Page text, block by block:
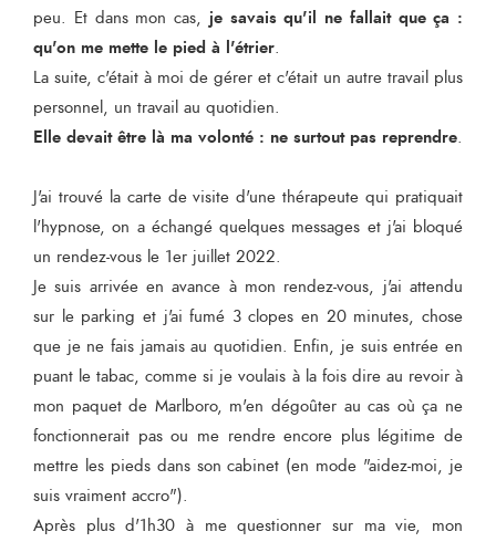
peu. Et dans mon cas, je savais qu'il ne fallait que ça :
qu'on me mette le pied à l'étrier.
La suite, c'était à moi de gérer et c'était un autre travail plus
personnel, un travail au quotidien.
Elle devait être là ma volonté : ne surtout pas reprendre.
J'ai trouvé la carte de visite d'une thérapeute qui pratiquait
l'hypnose, on a échangé quelques messages et j'ai bloqué
un rendez-vous le 1er juillet 2022.
Je suis arrivée en avance à mon rendez-vous, j'ai attendu
sur le parking et j'ai fumé 3 clopes en 20 minutes, chose
que je ne fais jamais au quotidien. Enfin, je suis entrée en
puant le tabac, comme si je voulais à la fois dire au revoir à
mon paquet de Marlboro, m'en dégoûter au cas où ça ne
fonctionnerait pas ou me rendre encore plus légitime de
mettre les pieds dans son cabinet (en mode "aidez-moi, je
suis vraiment accro").
Après plus d'1h30 à me questionner sur ma vie, mon